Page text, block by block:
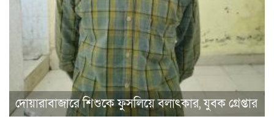
দোয়ারাবাজারে শিশুকে ফুসলিয়ে বলাৎকার, যুবক গ্রেপ্তার